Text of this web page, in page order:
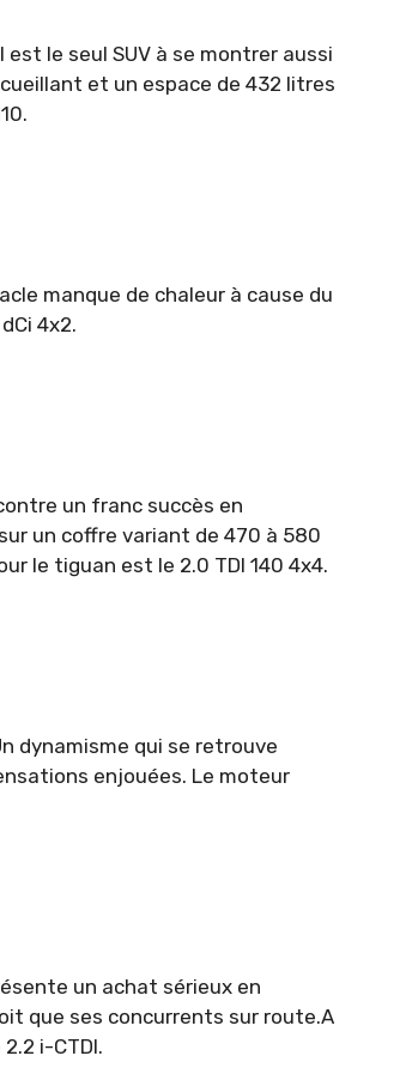
le seul SUV à se montrer aussi
et un espace de 432 litres
manque de chaleur à cause du
4x2.
un franc succès en
un coffre variant de 470 à 580
le tiguan est le 2.0 TDI 140 4x4.
dynamisme qui se retrouve
enjouées. Le moteur
un achat sérieux en
que ses concurrents sur route.A
i-CTDI.